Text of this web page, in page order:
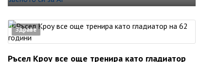
Здраве
Ръсел Кроу все още тренира като гладиатор